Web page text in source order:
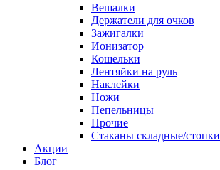
Вешалки
Держатели для очков
Зажигалки
Ионизатор
Кошельки
Лентяйки на руль
Наклейки
Ножи
Пепельницы
Прочие
Стаканы складные/стопки
Акции
Блог